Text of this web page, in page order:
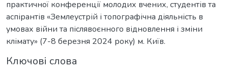
практичної конференції молодих вчених, студентів та
аспірантів «Землеустрій і топографічна діяльність в
умовах війни та післявоєнного відновлення і зміни
клімату» (7-8 березня 2024 року) м. Київ.
Ключові слова